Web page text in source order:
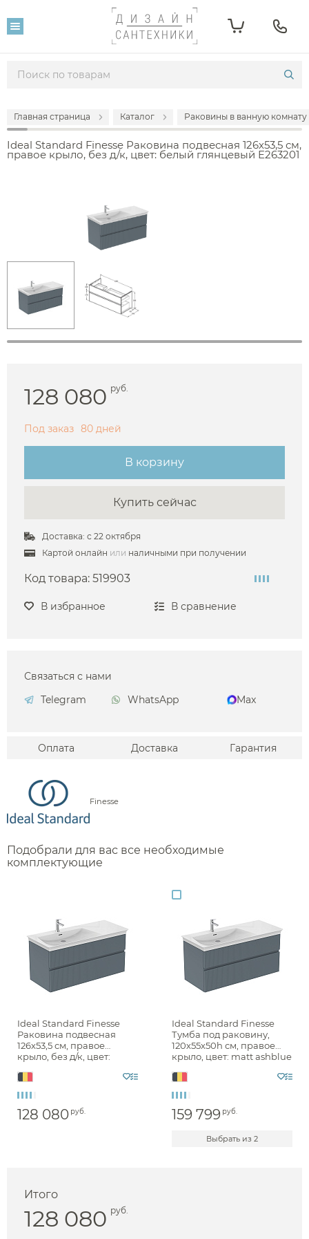
Главная страница Каталог Раковины в ванную комнату
Ideal Standard Finesse Раковина подвесная 126х53,5 см,
правое крыло, без д/к, цвет: белый глянцевый E263201
128 080 руб.
Под заказ 80 дней
В корзину
Купить сейчас
Доставка: с 22 октября
Картой онлайн или наличными при получении
Код товара: 519903
В избранное В сравнение
Связаться с нами
Telegram
WhatsApp Max
Оплата Доставка Гарантия
Finesse
Подобрали для вас все необходимые
комплектующие
Ideal Standard Finesse
Раковина подвесная
126х53,5 см, правое
крыло, без д/к, цвет:
E263201
128 080 руб.
Ideal Standard Finesse
Тумба под раковину,
120х55х50h см, правое
крыло, цвет: matt ashblue
159 799 руб.
Выбрать из 2
Итого
128 080 руб.